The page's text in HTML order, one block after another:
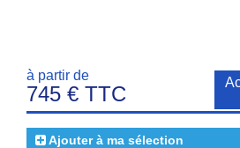
à partir de
745 € TTC
Ajouter à ma sélection